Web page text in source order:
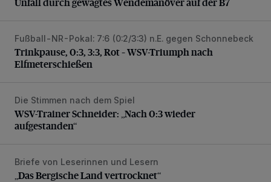
Trinkpause, 0:3, 3:3, Rot – WSV-Triumph nach
Fußball-NR-Pokal: 7:6 (0:2/3:3) n.E. gegen Schonnebeck
Trinkpause, 0:3, 3:3, Rot – WSV-Triumph nach
Elfmeterschießen
WSV-Trainer Schneider: „Nach 0:3 wieder aufgestanden“
Die Stimmen nach dem Spiel
WSV-Trainer Schneider: „Nach 0:3 wieder
aufgestanden“
„Das Bergische Land vertrocknet“
Briefe von Leserinnen und Lesern
„Das Bergische Land vertrocknet“